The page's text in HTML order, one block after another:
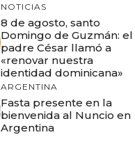
NOTICIAS
8 de agosto, santo
Domingo de Guzmán: el
padre César llamó a
«renovar nuestra
identidad dominicana»
ARGENTINA
Fasta presente en la
bienvenida al Nuncio en
Argentina